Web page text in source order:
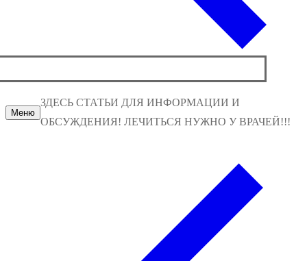
Меню
ЗДЕСЬ СТАТЬИ ДЛЯ ИНФОРМАЦИИ И
ОБСУЖДЕНИЯ! ЛЕЧИТЬСЯ НУЖНО У ВРАЧЕЙ!!!